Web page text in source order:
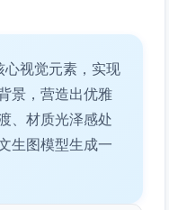
视觉元素，实现
景，营造出优雅
、材质光泽感处
生图模型生成一